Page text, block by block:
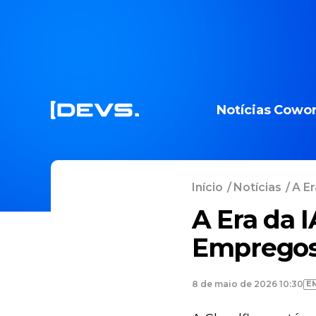
Notícias
Início /Notícias /A
A Era da
8 de maio de 2026 10:30